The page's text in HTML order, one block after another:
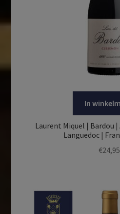
In
Laurent Miquel | Bardou |
Languedoc |
€24,95